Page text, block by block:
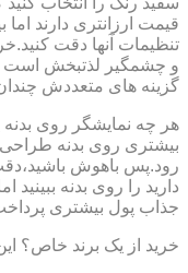
قیمت ارزانتری دارند
تنظیمات آنها دقت
و چشمگیر لذتبخش است
گزینه های متعددش
هر چه نمایشگر روی بدنه
بیشتری روی بدنه
رود.پس باهوش باشید،دقت
دارید را روی بدنه
جذاب پول بیشتری
خرید از یک برند خاص؟ این